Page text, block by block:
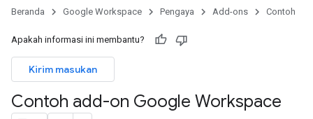
Beranda Google Workspace Pengaya Add-ons Contoh
Apakah informasi ini membantu?
Kirim masukan
Contoh add-on Google Workspace